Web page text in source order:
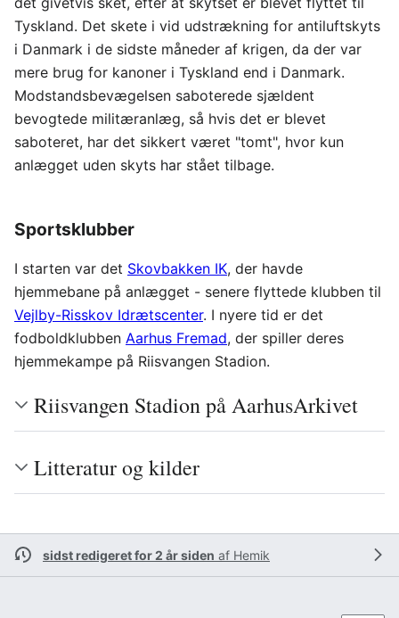
Tyskland. Det skete i vid udstrækning for antiluftskyts
i Danmark i de sidste måneder af krigen, da der var
mere brug for kanoner i Tyskland end i Danmark.
Modstandsbevægelsen saboterede sjældent
bevogtede militæranlæg, så hvis det er blevet
saboteret, har det sikkert været "tomt", hvor kun
anlægget uden skyts har stået tilbage.
Sportsklubber
I starten var det Skovbakken IK, der havde
hjemmebane på anlægget - senere flyttede klubben til
Vejlby-Risskov Idrætscenter. I nyere tid er det
fodboldklubben Aarhus Fremad, der spiller deres
hjemmekampe på Riisvangen Stadion.
Riisvangen Stadion på AarhusArkivet
Litteratur og kilder
sidst redigeret for 2 år siden af Hemik